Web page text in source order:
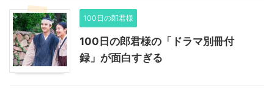
100日の郎君様
100日の郎君様の「ドラマ別冊付
録」が面白すぎる